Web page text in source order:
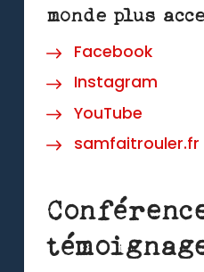
monde plus
Facebook
Instagram
YouTube
samfaitrouler.fr